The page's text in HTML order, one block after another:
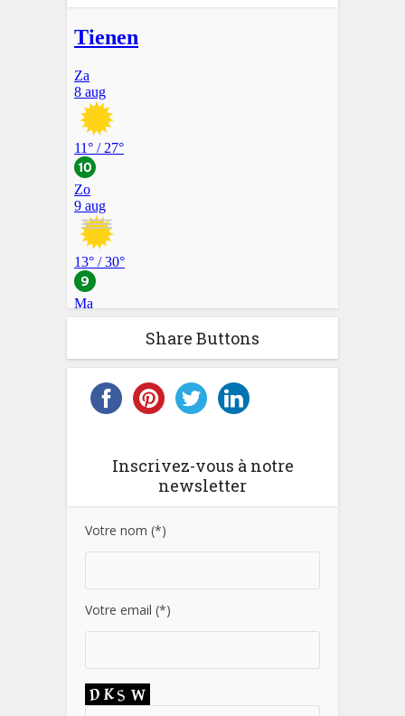
Share Buttons
Inscrivez-vous à notre
newsletter
Votre nom (*)
Votre email (*)